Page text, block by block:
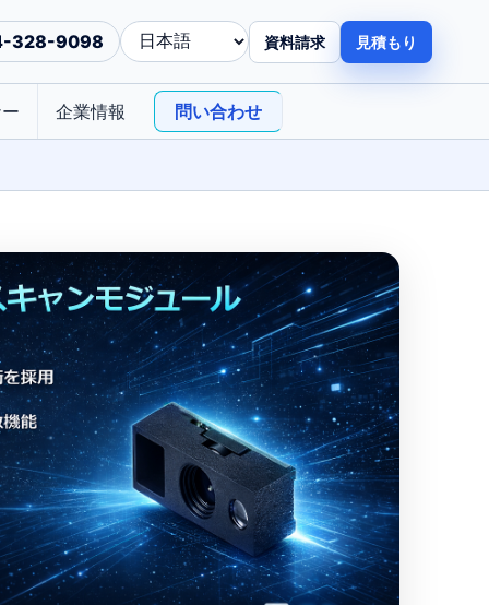
328-9098 資料請求 見積もり
企業情報 問い合わせ